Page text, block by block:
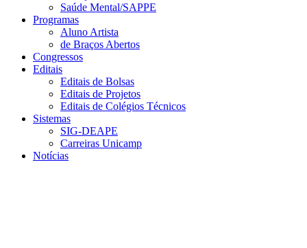
Saúde Mental/SAPPE
Programas
Aluno Artista
de Braços Abertos
Congressos
Editais
Editais de Bolsas
Editais de Projetos
Editais de Colégios Técnicos
Sistemas
SIG-DEAPE
Carreiras Unicamp
Notícias